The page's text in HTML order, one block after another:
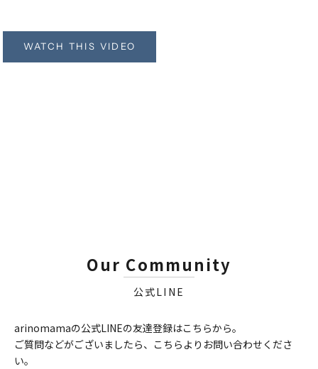
WATCH THIS VIDEO
Our Community
公式LINE
arinomamaの公式LINEの友達登録はこちらから。
ご質問などがございましたら、こちらよりお問い合わせくださ
い。